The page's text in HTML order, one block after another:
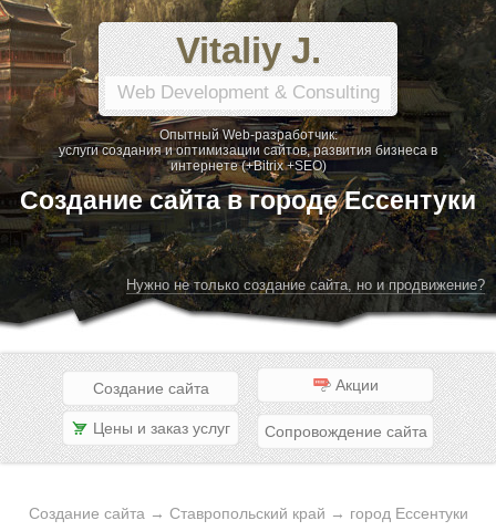
Vitaliy J.
Web Development & Consulting
Опытный Web-разработчик:
услуги создания и оптимизации сайтов, развития бизнеса в
интернете (+Bitrix +SEO)
Создание сайта в городе Ессентуки
Нужно не только создание сайта, но и продвижение?
Создание сайта Акции
Цены и заказ услуг Сопровождение сайта
Создание сайта → Ставропольский край → город Ессентуки